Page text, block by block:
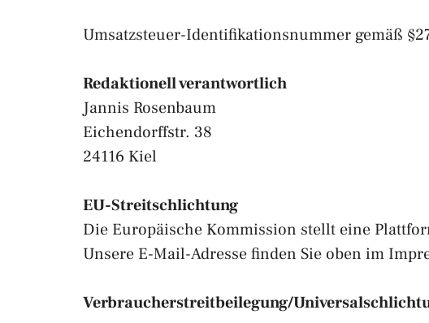
Umsatzsteuer-Identifikationsnummer gemäß
Redaktionell verantwortlich
Jannis Rosenbaum
Eichendorffstr. 38
24116 Kiel
EU-Streitschlichtung
Die Europäische Kommission stellt eine
Unsere E-Mail-Adresse finden Sie oben im
Verbraucher­streit­beilegung/